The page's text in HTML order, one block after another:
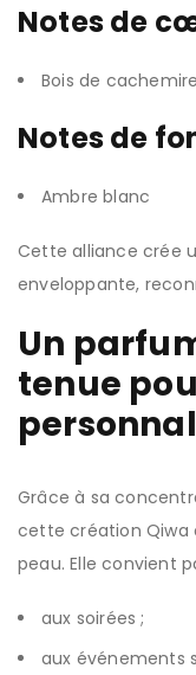
Notes de
Bois de cachemire
Notes de
Ambre blanc
Cette alliance crée
enveloppante,
Un
tenue
Grâce à sa
cette création Qiwa
peau. Elle convient
aux soirées ;
aux événements